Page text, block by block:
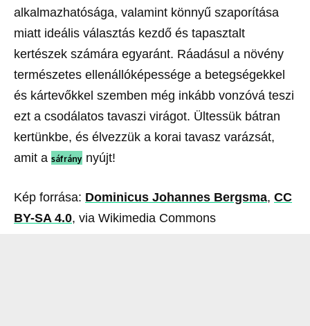
alkalmazhatósága, valamint könnyű szaporítása
miatt ideális választás kezdő és tapasztalt
kertészek számára egyaránt. Ráadásul a növény
természetes ellenállóképessége a betegségekkel
és kártevőkkel szemben még inkább vonzóvá teszi
ezt a csodálatos tavaszi virágot. Ültessük bátran
kertünkbe, és élvezzük a korai tavasz varázsát,
amit a sáfrány nyújt!
Kép forrása: Dominicus Johannes Bergsma, CC
BY-SA 4.0, via Wikimedia Commons